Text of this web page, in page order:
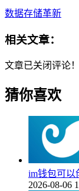
数据存储革新
相关文章：
文章已关闭评论！
猜你喜欢
im钱包可以
2026-08-06